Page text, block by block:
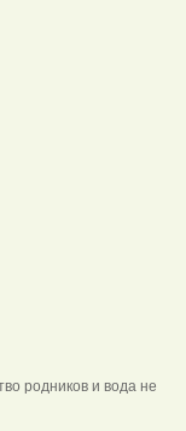
родников и вода не